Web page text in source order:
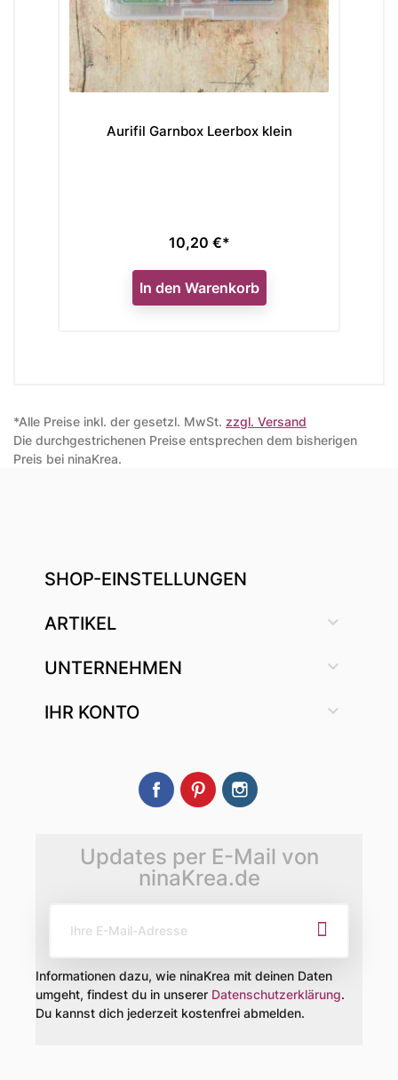
Aurifil Garnbox Leerbox klein
Preis
10,20 €*
In den Warenkorb
*Alle Preise inkl. der gesetzl. MwSt. zzgl. Versand
Die durchgestrichenen Preise entsprechen dem bisherigen
Preis bei ninaKrea.
SHOP-EINSTELLUNGEN
ARTIKEL 
UNTERNEHMEN 
IHR KONTO 
FacebookPinterest
Updates per E-Mail von
ninaKrea.de
Informationen dazu, wie ninaKrea mit deinen Daten
umgeht, findest du in unserer Datenschutzerklärung.
Du kannst dich jederzeit kostenfrei abmelden.